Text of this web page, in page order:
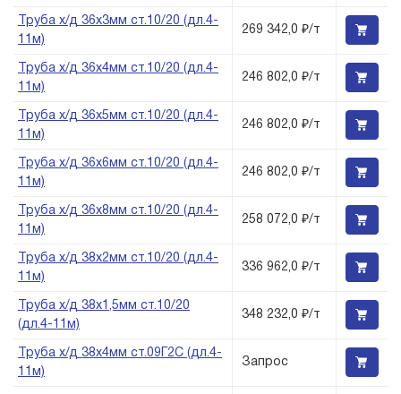
Труба х/д 36х3мм ст.10/20 (дл.4-
11м)
269 342,0 ₽/т
Труба х/д 36х4мм ст.10/20 (дл.4-
11м)
246 802,0 ₽/т
Труба х/д 36х5мм ст.10/20 (дл.4-
11м)
246 802,0 ₽/т
Труба х/д 36х6мм ст.10/20 (дл.4-
11м)
246 802,0 ₽/т
Труба х/д 36х8мм ст.10/20 (дл.4-
11м)
258 072,0 ₽/т
Труба х/д 38х2мм ст.10/20 (дл.4-
11м)
336 962,0 ₽/т
Труба х/д 38х1,5мм ст.10/20
(дл.4-11м)
348 232,0 ₽/т
Труба х/д 38х4мм ст.09Г2С (дл.4-
11м)
Запрос